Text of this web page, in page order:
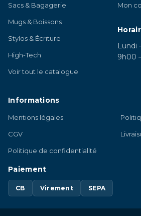
Sacs & Bagagerie
Mugs & Boissons
Stylos & Écriture
High-Tech
Voir tout le catalogue
Mon
Lundi
9h00
Informations
Mentions légales
CGV
Politique de confidentialité
Paiement
CB Virement SEPA